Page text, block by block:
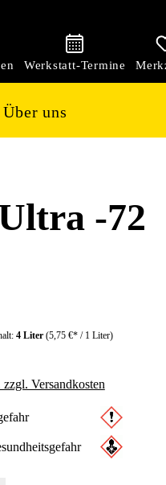
Über uns
-72
4 Liter (5,75 €* / 1 Liter)
Versandkosten